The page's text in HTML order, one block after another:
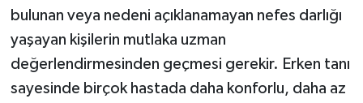
bulunan veya nedeni açıklanamayan nefes darlığı
yaşayan kişilerin mutlaka uzman
değerlendirmesinden geçmesi gerekir. Erken tanı
sayesinde birçok hastada daha konforlu, daha az